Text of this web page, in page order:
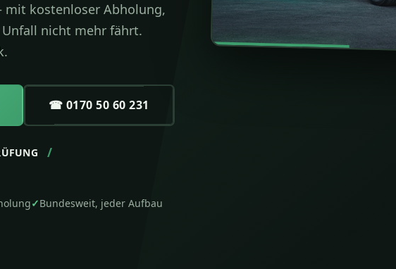
mit kostenloser Abholung,
Unfall nicht mehr fährt.
☎ 0170 50 60 231
✓Bundesweit, jeder Aufbau